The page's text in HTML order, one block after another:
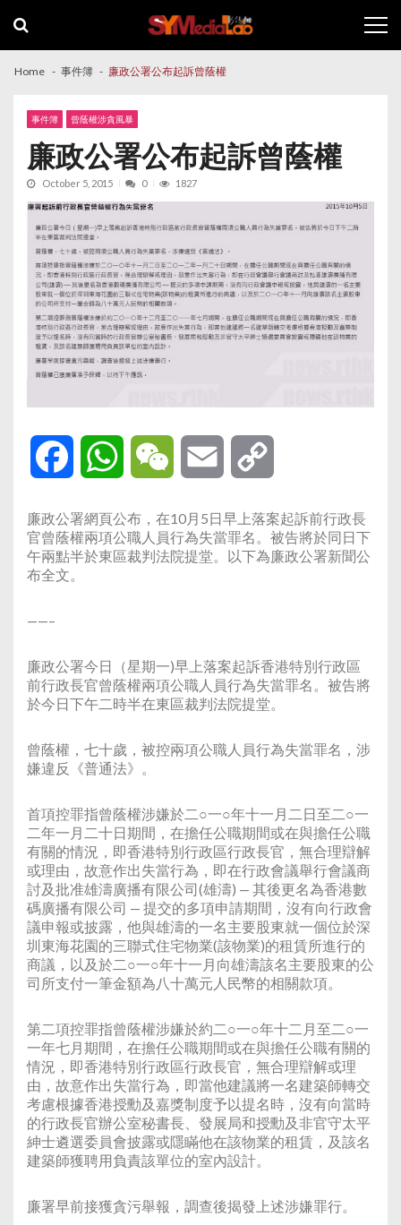
navigation
content
Home 事件簿 廉政公署公布起訴曾蔭權
事件簿 曾蔭權涉貪風暴
廉政公署公布起訴曾蔭權
October 5, 2015 0 1827
Facebook WhatsAppWeChat Email
廉政公署網頁公布，在10月5日早上落案起訴前行政長
官曾蔭權兩項公職人員行為失當罪名。被告將於同日下
午兩點半於東區裁判法院提堂。以下為廉政公署新聞公
布全文。
——–
廉政公署今日（星期一)早上落案起訴香港特別行政區
前行政長官曾蔭權兩項公職人員行為失當罪名。被告將
於今日下午二時半在東區裁判法院提堂。
曾蔭權，七十歲，被控兩項公職人員行為失當罪名，涉
嫌違反《普通法》。
首項控罪指曾蔭權涉嫌於二○一○年十一月二日至二○一
二年一月二十日期間，在擔任公職期間或在與擔任公職
有關的情況，即香港特別行政區行政長官，無合理辯解
或理由，故意作出失當行為，即在行政會議舉行會議商
討及批准雄濤廣播有限公司(雄濤) — 其後更名為香港數
碼廣播有限公司 — 提交的多項申請期間，沒有向行政會
議申報或披露，他與雄濤的一名主要股東就一個位於深
圳東海花園的三聯式住宅物業(該物業)的租賃所進行的
商議，以及於二○一○年十一月向雄濤該名主要股東的公
司所支付一筆金額為八十萬元人民幣的相關款項。
第二項控罪指曾蔭權涉嫌於約二○一○年十二月至二○一
一年七月期間，在擔任公職期間或在與擔任公職有關的
情況，即香港特別行政區行政長官，無合理辯解或理
由，故意作出失當行為，即當他建議將一名建築師轉交
考慮根據香港授勳及嘉獎制度予以提名時，沒有向當時
的行政長官辦公室秘書長、發展局和授勳及非官守太平
紳士遴選委員會披露或隱瞞他在該物業的租賃，及該名
建築師獲聘用負責該單位的室內設計。
廉署早前接獲貪污舉報，調查後揭發上述涉嫌罪行。